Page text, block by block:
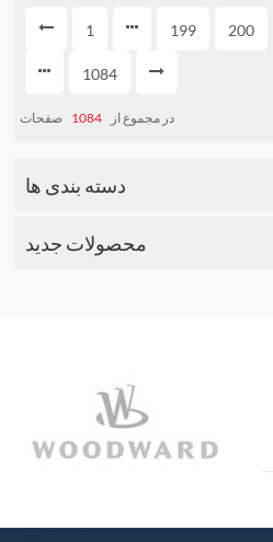
1 199 200
1084
در مجموع از 1084 صفحات
دسته بندی ها
محصولات جدید